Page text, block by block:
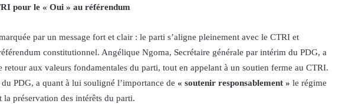
pour le « Oui » au référendum
par un message fort et clair : le parti s’aligne pleinement avec le CTRI et
constitutionnel. Angélique Ngoma, Secrétaire générale par intérim du PDG, a
retour aux valeurs fondamentales du parti, tout en appelant à un soutien ferme au CTRI.
PDG, a quant à lui souligné l’importance de « soutenir responsablement » le régime
préservation des intérêts du parti.